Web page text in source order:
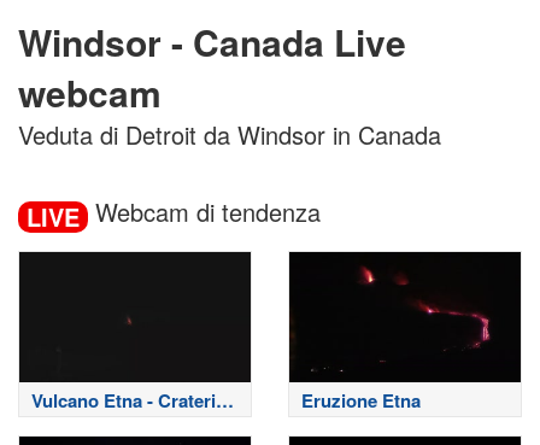
Windsor - Canada Live
webcam
Veduta di Detroit da Windsor in Canada
LIVE Webcam di tendenza
Vulcano Etna - Crateri
Sommitali
Eruzione Etna